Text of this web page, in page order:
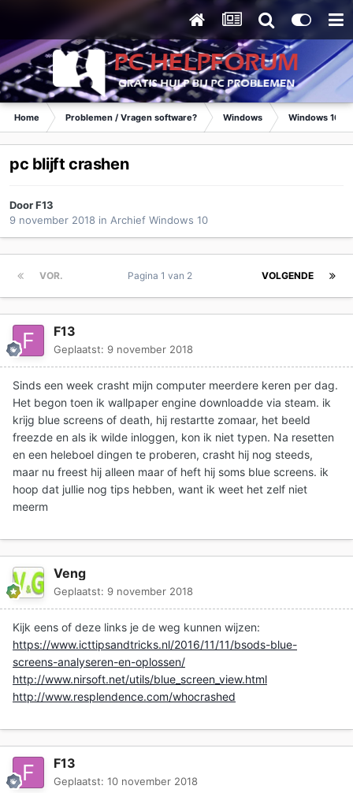
Home Problemen / Vragen software? Windows Windows 10
pc blijft crashen
DoorF13
9 november 2018 in Archief Windows 10
VOR. VOLGENDE
Pagina 1 van 2
F13
Geplaatst: 9 november 2018
Sinds een week crasht mijn computer meerdere keren per dag.
Het begon toen ik wallpaper engine downloadde via steam. ik
krijg blue screens of death, hij restartte zomaar, het beeld
freezde en als ik wilde inloggen, kon ik niet typen. Na resetten
en een heleboel dingen te proberen, crasht hij nog steeds,
maar nu freest hij alleen maar of heft hij soms blue screens. ik
hoop dat jullie nog tips hebben, want ik weet het zelf niet
meerm
Veng
Geplaatst: 9 november 2018
Kijk eens of deze links je de weg kunnen wijzen:
https://www.icttipsandtricks.nl/2016/11/11/bsods-blue-
screens-analyseren-en-oplossen/
http://www.nirsoft.net/utils/blue_screen_view.html
http://www.resplendence.com/whocrashed
F13
Geplaatst: 10 november 2018